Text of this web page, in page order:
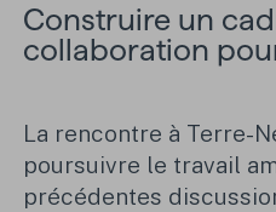
Construire un
collaboration
La rencontre à Terre-
poursuivre le travail
précédentes